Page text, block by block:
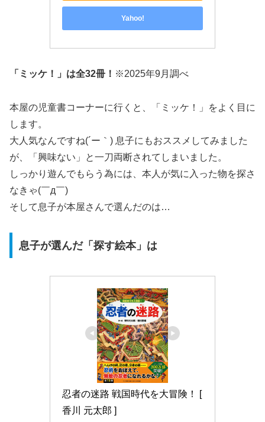
Yahoo!
「ミッケ！」は全32冊！ ※2025年9月調べ
本屋の児童書コーナーに行くと、「ミッケ！」をよく目に
します。
大人気なんですね(´ー｀) 息子にもおススメしてみました
が、「興味ない」と一刀両断されてしまいました。
しっかり遊んでもらう為には、本人が気に入った物を探さ
なきゃ(￣д￣)
そして息子が本屋さんで選んだのは…
息子が選んだ「探す絵本」は
忍者の迷路 戦国時代を大冒険！ [
香川 元太郎 ]